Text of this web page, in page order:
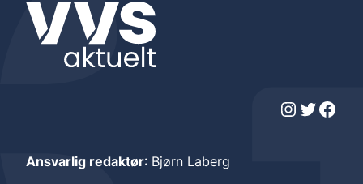
Instagram Twitter Facebook
Ansvarlig redaktør: Bjørn Laberg